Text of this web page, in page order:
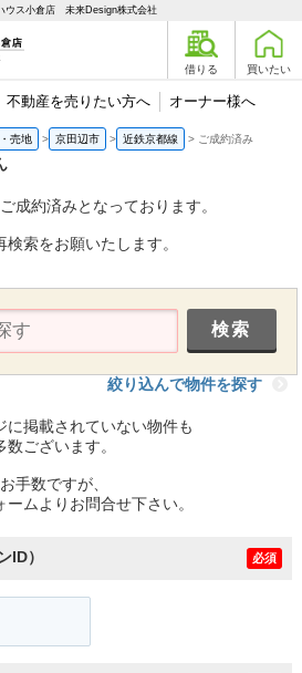
ウス小倉店 未来Design株式会社
借りる 買いたい
不動産を売りたい方へ オーナー様へ
売地 京田辺市 近鉄京都線 ご成約済み
成約済みとなっております。
検索をお願いたします。
絞り込んで物件を探す
に掲載されていない物件も
数ございます。
お手数ですが、
ームよりお問合せ下さい。
ID） 必須